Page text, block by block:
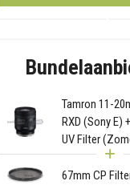
Tamron 11-
RXD (Sony E)
UV Filter
67mm CP